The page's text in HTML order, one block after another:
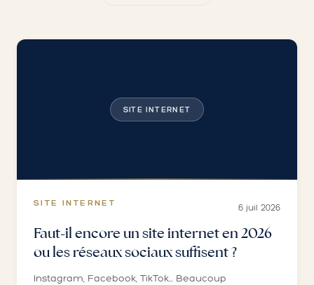
SITE INTERNET
SITE INTERNET 6 juil 2026
Faut-il encore un site internet en 2026
ou les réseaux sociaux suffisent ?
Instagram, Facebook, TikTok... Beaucoup